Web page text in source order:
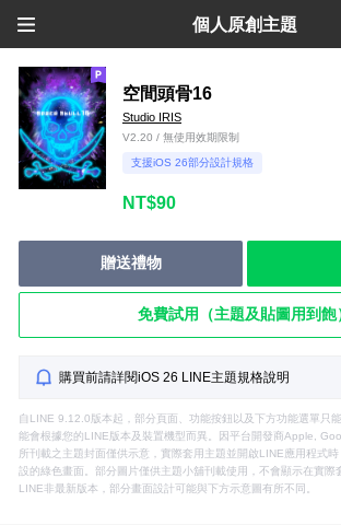
個人原創主題
空間頭骨16
Studio IRIS
V2.20 / 無使用效期限制
支援iOS 26部分設計規格
NT$90
贈送禮物
免費試用（主題及貼圖用到飽
購買前請詳閱iOS 26 LINE主題規格說明
自LINE 9.12.0版本起，部分頁面、功能按鈕以及下方功能選單只
能會根據您的LINE版本及裝置機型而異。因平台開發商Apple,
所刊載之主題封面僅供示意，實際套用主題並開啟LINE應用程式
設的綠色畫面。部分圖片僅供主題小舖刊載使用，不會顯示在實際
LINE非最新版本，部分畫面設計可能與下方示意圖有所不同。